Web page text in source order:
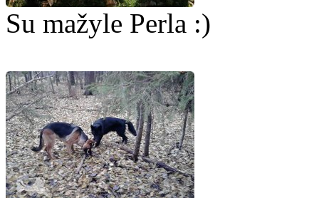
Su mažyle Perla :)